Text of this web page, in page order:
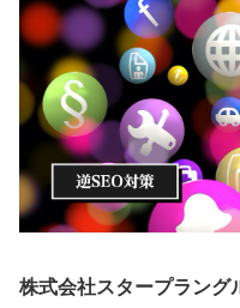
株式会社スタープラング